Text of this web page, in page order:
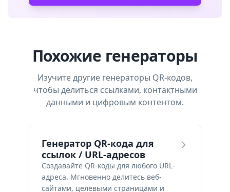
Похожие генераторы
Изучите другие генераторы QR-кодов,
чтобы делиться ссылками, контактными
данными и цифровым контентом.
Генератор QR-кода для
ссылок / URL-адресов
Создавайте QR-коды для любого URL-
адреса. Мгновенно делитесь веб-
сайтами, целевыми страницами и